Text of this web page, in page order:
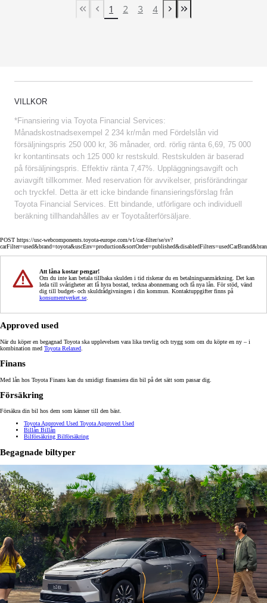
First Page
Previous page
1 2 3 4
Next page
Last Page
VILLKOR
*Finansiering via Toyota Financial Services:
Månadskostnadsexempel 2 234 kr/mån med Fördelslån vid
försäljningspris 250 000 kr, 36 månader, ord. rörlig ränta 6,69, 75 000
kr kontantinsats och 125 000 kr restskuld. Restskulden är baserad
på försäljningspris. Effektiv ränta 7,47%. Uppläggningsavgift och
aviavgift tillkommer. Med reservation för avvikelser, prisförändringar
och tryckfel. Detta är ett icke bindande finansieringsförslag från
Toyota Financial Services. Ett bindande, utförligare och individuell
beräkning tillhandahålles av er Toyotaåterförsäljare.
POST https://usc-webcomponents.toyota-europe.com/v1/car-filter/se/sv?
Att låna kostar pengar!
Om du inte kan betala tillbaka skulden i tid riskerar du en betalningsanmärkning. Det kan
leda till svårigheter att få hyra bostad, teckna abonnemang och få nya lån. För stöd, vänd
dig till budget- och skuldrådgivningen i din kommun. Kontaktuppgifter finns på
konsumentverket.se
Approved used
När du köper en begagnad Toyota ska upplevelsen vara lika trevlig och trygg som om du köpte en ny – i
kombination med Toyota Relaxed
Finans
Med lån hos Toyota Finans kan du smidigt finansiera din bil på det sätt som passar dig.
Försäkring
Försäkra din bil hos dem som känner till den bäst.
Toyota Approved Used Toyota Approved Used
Billån Billån
Bilförsäkring Bilförsäkring
Begagnade biltyper